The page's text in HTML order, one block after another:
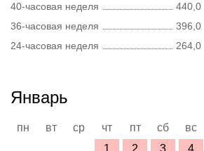
40-часовая неделя
440,0
36-часовая неделя
396,0
24-часовая неделя
264,0
Январь
пн вт ср чт пт сб
вс
1
2 3
4